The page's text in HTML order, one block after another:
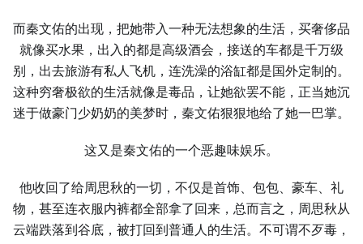
而秦文佑的出现，把她带入一种无法想象的生活，买奢侈品
就像买水果，出入的都是高级酒会，接送的车都是千万级
别，出去旅游有私人飞机，连洗澡的浴缸都是国外定制的。
这种穷奢极欲的生活就像是毒品，让她欲罢不能，正当她沉
迷于做豪门少奶奶的美梦时，秦文佑狠狠地给了她一巴掌。
这又是秦文佑的一个恶趣味娱乐。
他收回了给周思秋的一切，不仅是首饰、包包、豪车、礼
物，甚至连衣服内裤都全部拿了回来，总而言之，周思秋从
云端跌落到谷底，被打回到普通人的生活。不可谓不歹毒，